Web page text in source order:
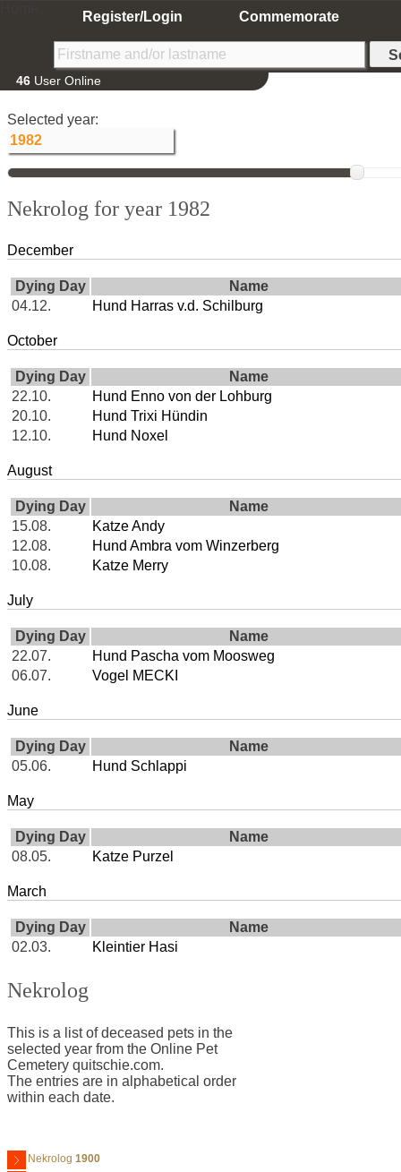
Register/Login Commemorate
46 User Online
Selected year:
Nekrolog for year 1982
December
Dying Day
Name
04.12.
Hund Harras v.d. Schilburg
October
Dying Day
Name
22.10.
Hund Enno von der Lohburg
20.10.
Hund Trixi Hündin
12.10.
Hund Noxel
August
Dying Day
Name
15.08.
Katze Andy
12.08.
Hund Ambra vom Winzerberg
10.08.
Katze Merry
July
Dying Day
Name
22.07.
Hund Pascha vom Moosweg
06.07.
Vogel MECKI
June
Dying Day
Name
05.06.
Hund Schlappi
May
Dying Day
Name
08.05.
Katze Purzel
March
Dying Day
Name
02.03.
Kleintier Hasi
Nekrolog
This is a list of deceased pets in the
selected year from the Online Pet
Cemetery quitschie.com.
The entries are in alphabetical order
within each date.
Nekrolog 1900